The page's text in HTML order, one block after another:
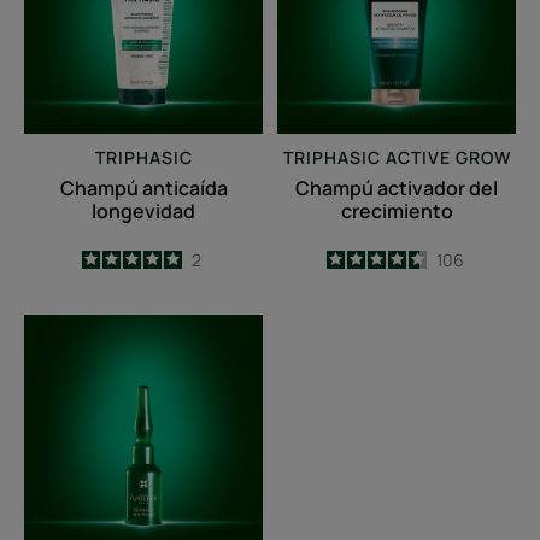
TRIPHASIC
Champú anticaída
longevidad
5
/5
2
TRIPHASIC ACTIVE GROW
Champú activador del
crecimiento
4.6
/5
106
Tratamiento
2
en
1
anticaída
&